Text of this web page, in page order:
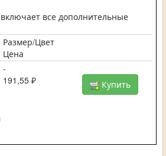
все дополнительные
Размер/Цвет
Цена
-
191,55 ₽
Купить